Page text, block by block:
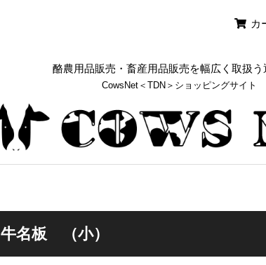
酪農用品販売・畜産用品販売を幅広く取扱う
CowsNet＜TDN＞ショッピングサイト
カ
牛名板 （小）